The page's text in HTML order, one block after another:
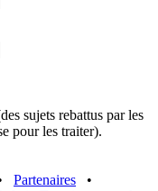
sujets rebattus par les
pour les traiter).
Partenaires
•